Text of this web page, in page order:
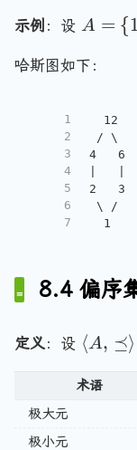
示例 ：设 A
\
2
3
6
,
1
2
\
}
A = {1
哈斯图如下：
1
2
3
4
5
6
7
  12
/ \
4   6
2   3
\ /
  1
8.4 偏序
定义：设 \
a
⟨A, ⪯⟩
术语
极大元
极小元